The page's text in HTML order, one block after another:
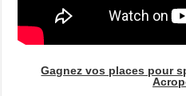
Gagnez vos places pour